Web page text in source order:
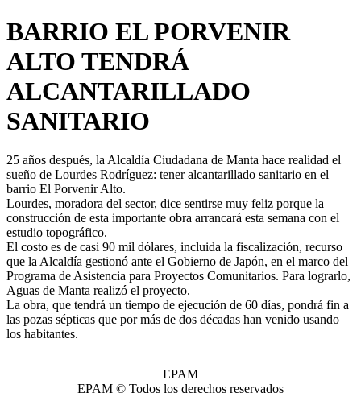
BARRIO EL PORVENIR
ALTO TENDRÁ
ALCANTARILLADO
SANITARIO
25 años después, la Alcaldía Ciudadana de Manta hace realidad el
sueño de Lourdes Rodríguez: tener alcantarillado sanitario en el
barrio El Porvenir Alto.
Lourdes, moradora del sector, dice sentirse muy feliz porque la
construcción de esta importante obra arrancará esta semana con el
estudio topográfico.
El costo es de casi 90 mil dólares, incluida la fiscalización, recurso
que la Alcaldía gestionó ante el Gobierno de Japón, en el marco del
Programa de Asistencia para Proyectos Comunitarios. Para lograrlo,
Aguas de Manta realizó el proyecto.
La obra, que tendrá un tiempo de ejecución de 60 días, pondrá fin a
las pozas sépticas que por más de dos décadas han venido usando
los habitantes.
EPAM
EPAM © Todos los derechos reservados